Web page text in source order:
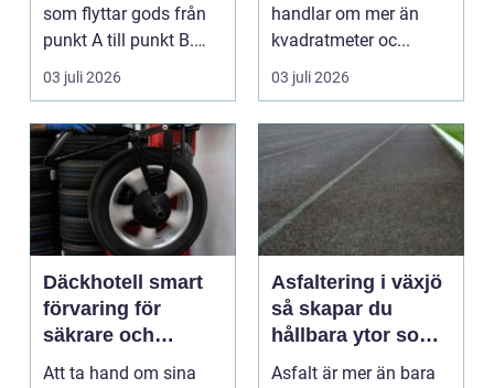
som flyttar gods från
punkt A till punkt B.
Rätt partner...
03 juli 2026
handlar om mer än
kvadratmeter oc...
03 juli 2026
Däckhotell smart
förvaring för
säkrare och
enklare bilägande
Att ta hand om sina
Asfaltering i växjö
så skapar du
hållbara ytor som
fungerar året runt
Asfalt är mer än bara